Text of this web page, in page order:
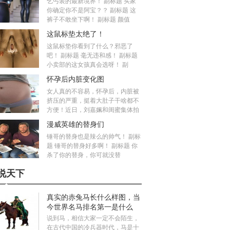
你确定你不是阿宝？？ 副标题 这
裤子不敢坐下啊！ 副标题 颜值
这鼠标垫太绝了！
这鼠标垫你看到了什么？邪恶了
吧！ 副标题 毫无违和感！ 副标题
小卖部的这女孩真会选呀！ 副
怀孕后内脏变化图
女人真的不容易，怀孕后，内脏被
挤压的严重，挺着大肚子干啥都不
方便！近日，刘嘉姵和闺蜜集体拍
漫威英雄的替身们
锤哥的替身也是辣么的帅气！ 副标
题 锤哥的替身好多啊！ 副标题 你
杀了你的替身，你可就没替
天下
真实的赤兔马长什么样图，当
今世界名马排名第一是什么
马？
说到马，相信大家一定不会陌生，
在古代中国的冷兵器时代，马是十